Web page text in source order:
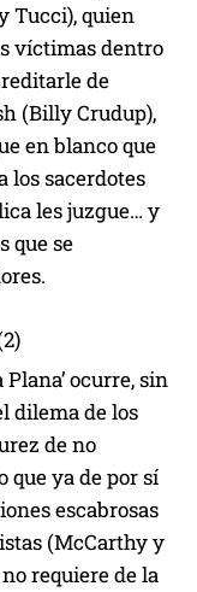
Tucci), quien
víctimas dentro
de
(Billy Crudup),
en blanco que
los sacerdotes
les juzgue… y
que se
ocurre, sin
dilema de los
de no
que ya de por sí
escabrosas
(McCarthy y
requiere de la